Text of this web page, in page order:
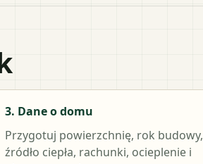
3. Dane o domu
Przygotuj powierzchnię, rok budowy,
źródło ciepła, rachunki, ocieplenie i